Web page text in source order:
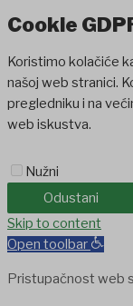
Cookie
Koristimo kolačiće
našoj web stranici.
pregledniku i na
web iskustva.
Nužni
Odustani
Skip to content
Open toolbar
Pristupačnost web